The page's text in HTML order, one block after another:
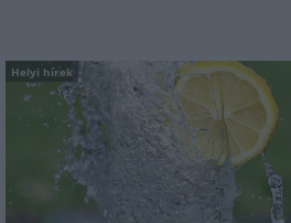
Helyi hírek